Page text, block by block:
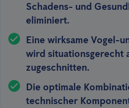
Schadens- und
eliminiert.
Eine wirksame Vogel-
wird situationsgerecht
zugeschnitten.
Die optimale
technischer